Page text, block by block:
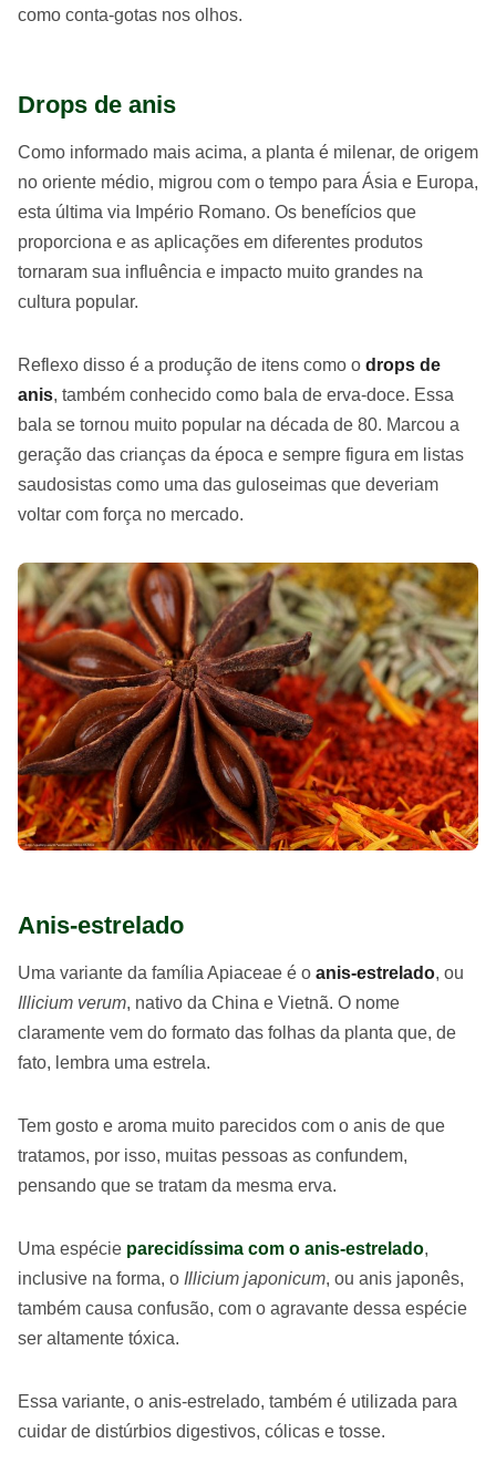
como conta-gotas nos olhos.
Drops de anis
Como informado mais acima, a planta é milenar, de origem
no oriente médio, migrou com o tempo para Ásia e Europa,
esta última via Império Romano. Os benefícios que
proporciona e as aplicações em diferentes produtos
tornaram sua influência e impacto muito grandes na
cultura popular.
Reflexo disso é a produção de itens como o drops de
anis, também conhecido como bala de erva-doce. Essa
bala se tornou muito popular na década de 80. Marcou a
geração das crianças da época e sempre figura em listas
saudosistas como uma das guloseimas que deveriam
voltar com força no mercado.
Anis-estrelado
Uma variante da família Apiaceae é o anis-estrelado, ou
Illicium verum, nativo da China e Vietnã. O nome
claramente vem do formato das folhas da planta que, de
fato, lembra uma estrela.
Tem gosto e aroma muito parecidos com o anis de que
tratamos, por isso, muitas pessoas as confundem,
pensando que se tratam da mesma erva.
Uma espécie parecidíssima com o anis-estrelado,
inclusive na forma, o Illicium japonicum, ou anis japonês,
também causa confusão, com o agravante dessa espécie
ser altamente tóxica.
Essa variante, o anis-estrelado, também é utilizada para
cuidar de distúrbios digestivos, cólicas e tosse.